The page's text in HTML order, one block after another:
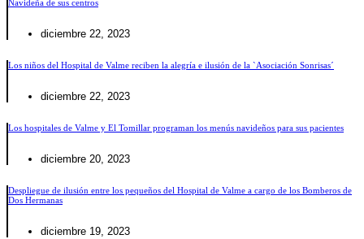
Navideña de sus centros
diciembre 22, 2023
Los niños del Hospital de Valme reciben la alegría e ilusión de la `Asociación Sonrisas´
diciembre 22, 2023
Los hospitales de Valme y El Tomillar programan los menús navideños para sus pacientes
diciembre 20, 2023
Despliegue de ilusión entre los pequeños del Hospital de Valme a cargo de los Bomberos de
Dos Hermanas
diciembre 19, 2023